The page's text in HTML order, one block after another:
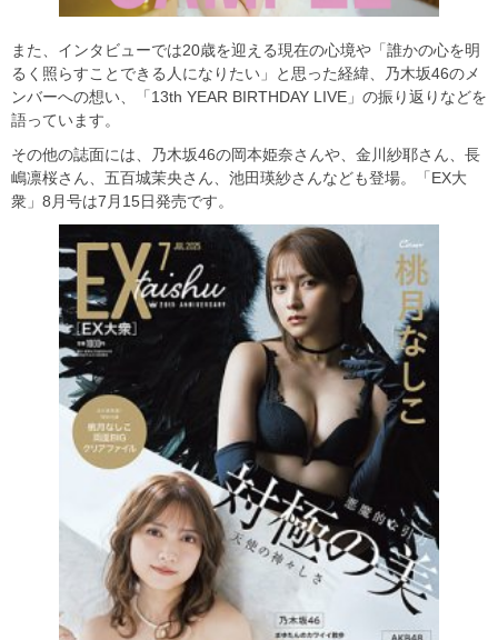
また、インタビューでは20歳を迎える現在の心境や「誰かの心を明
るく照らすことできる人になりたい」と思った経緯、乃木坂46のメ
ンバーへの想い、「13th YEAR BIRTHDAY LIVE」の振り返りなどを
語っています。
その他の誌面には、乃木坂46の岡本姫奈さんや、金川紗耶さん、長
嶋凛桜さん、五百城茉央さん、池田瑛紗さんなども登場。「EX大
衆」8月号は7月15日発売です。